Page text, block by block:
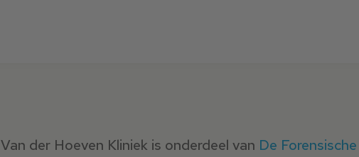
Van der Hoeven Kliniek is onderdeel van De